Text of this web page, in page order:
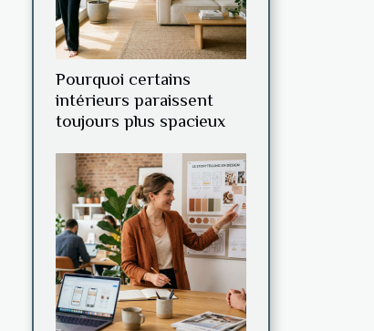
Pourquoi certains
intérieurs paraissent
toujours plus spacieux